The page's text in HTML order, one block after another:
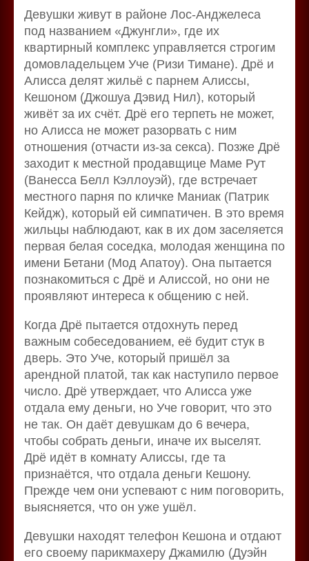
Девушки живут в районе Лос-Анджелеса
под названием «Джунгли», где их
квартирный комплекс управляется строгим
домовладельцем Уче (Ризи Тимане). Дрё и
Алисса делят жильё с парнем Алиссы,
Кешоном (Джошуа Дэвид Нил), который
живёт за их счёт. Дрё его терпеть не может,
но Алисса не может разорвать с ним
отношения (отчасти из-за секса). Позже Дрё
заходит к местной продавщице Маме Рут
(Ванесса Белл Кэллоуэй), где встречает
местного парня по кличке Маниак (Патрик
Кейдж), который ей симпатичен. В это время
жильцы наблюдают, как в их дом заселяется
первая белая соседка, молодая женщина по
имени Бетани (Мод Апатоу). Она пытается
познакомиться с Дрё и Алиссой, но они не
проявляют интереса к общению с ней.
Когда Дрё пытается отдохнуть перед
важным собеседованием, её будит стук в
дверь. Это Уче, который пришёл за
арендной платой, так как наступило первое
число. Дрё утверждает, что Алисса уже
отдала ему деньги, но Уче говорит, что это
не так. Он даёт девушкам до 6 вечера,
чтобы собрать деньги, иначе их выселят.
Дрё идёт в комнату Алиссы, где та
признаётся, что отдала деньги Кешону.
Прежде чем они успевают с ним поговорить,
выясняется, что он уже ушёл.
Девушки находят телефон Кешона и отдают
его своему парикмахеру Джамилю (Дуэйн